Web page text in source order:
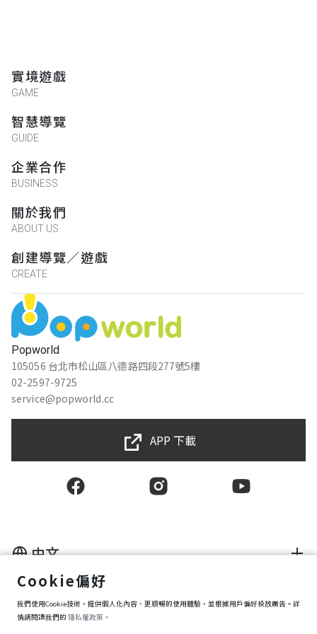
Popworld
105056 台北市松山區八德路四段277號5樓
02-2597-9725
service@popworld.cc
實境遊戲
GAME
智慧導覽
GUIDE
企業合作
BUSINESS
關於我們
ABOUT US
創建導覽／遊戲
CREATE
APP 下載
隱私權保護政策
資訊安全政策
中文
Cookie偏好
我們使用Cookie技術，提供個人化內容、更順暢的使用體驗，並根據用戶偏好投放廣告。詳
情請閱讀我們的 隱私權政策。